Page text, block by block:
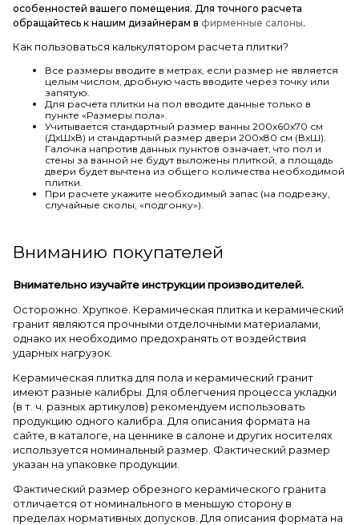
особенностей вашего помещения. Для точного расчета
обращайтесь к нашим дизайнерам в фирменные салоны.
Как пользоваться калькулятором расчета плитки?
Все размеры вводите в метрах, если размер не является
целым числом, дробную часть вводите через точку или
запятую.
Для расчета плитки на пол вводите данные только в
пункте «Размеры пола».
Учитывается стандартный размер ванны 200х60х70 см
(ДхШхВ) и стандартный размер двери 200х80 см (ВхШ).
Галочка напротив данных пунктов означает, что пол и
стены за ванной не будут выложены плиткой, а площадь
двери будет вычтена из общего количества необходимой
плитки.
При расчете укажите необходимый запас (на подрезку,
случайные сколы, «подгонку»).
Вниманию покупателей
Внимательно изучайте инструкции производителей.
Осторожно. Хрупкое. Керамическая плитка и керамический
гранит являются прочными отделочными материалами,
однако их необходимо предохранять от воздействия
ударных нагрузок.
Керамическая плитка для пола и керамический гранит
имеют разные калибры. Для облегчения процесса укладки
(в т. ч. разных артикулов) рекомендуем использовать
продукцию одного калибра. Для описания формата на
сайте, в каталоге, на ценнике в салоне и других носителях
используется номинальный размер. Фактический размер
указан на упаковке продукции.
Фактический размер обрезного керамического гранита
отличается от номинального в меньшую сторону в
пределах нормативных допусков. Для описания формата на